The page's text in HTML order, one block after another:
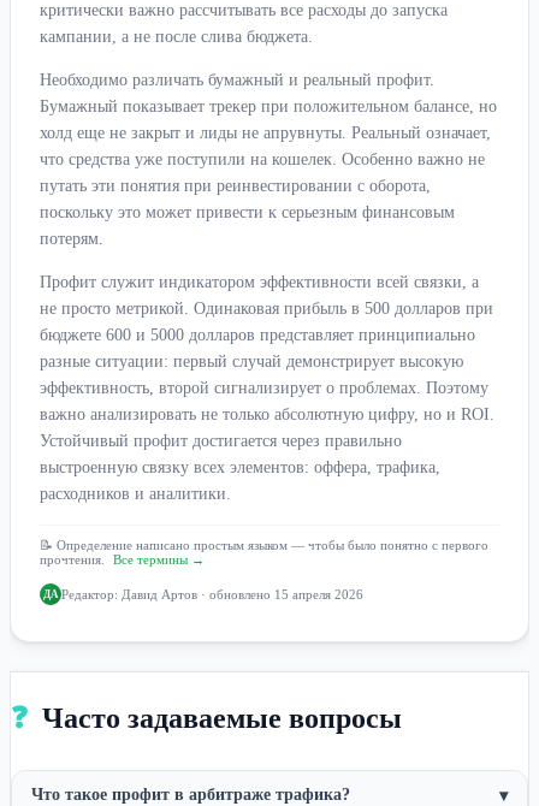
критически важно рассчитывать все расходы до запуска
кампании, а не после слива бюджета.
Необходимо различать бумажный и реальный профит.
Бумажный показывает трекер при положительном балансе, но
холд еще не закрыт и лиды не апрувнуты. Реальный означает,
что средства уже поступили на кошелек. Особенно важно не
путать эти понятия при реинвестировании с оборота,
поскольку это может привести к серьезным финансовым
потерям.
Профит служит индикатором эффективности всей связки, а
не просто метрикой. Одинаковая прибыль в 500 долларов при
бюджете 600 и 5000 долларов представляет принципиально
разные ситуации: первый случай демонстрирует высокую
эффективность, второй сигнализирует о проблемах. Поэтому
важно анализировать не только абсолютную цифру, но и ROI.
Устойчивый профит достигается через правильно
выстроенную связку всех элементов: оффера, трафика,
расходников и аналитики.
📝 Определение написано простым языком — чтобы было понятно с первого
прочтения.
Все термины →
ДА Редактор: Давид Артов · обновлено 15 апреля 2026
❓ Часто задаваемые вопросы
Что такое профит в арбитраже трафика? ▾